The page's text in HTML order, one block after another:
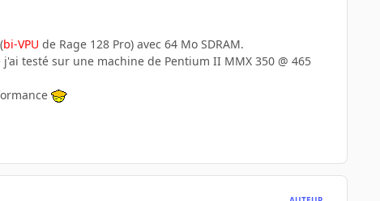
bi-VPU de Rage 128 Pro) avec 64 Mo SDRAM.
testé sur une machine de Pentium II MMX 350 @ 465